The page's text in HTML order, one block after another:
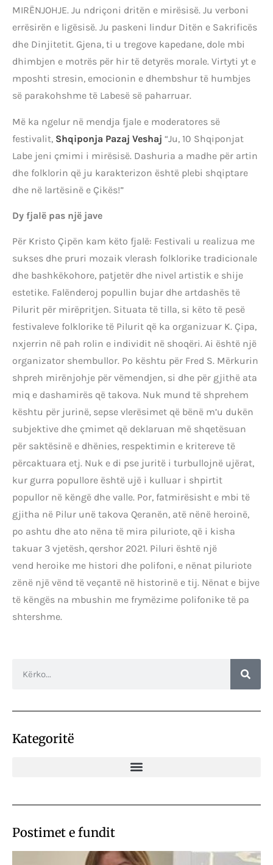
MIRËNJOHJE. Ju ndriçoni dritën e mirësisë. Ju verboni
errësirën e ligësisë. Ju paskeni lindur Ditën e Sakrificës
dhe Dinjitetit. Gjena, ti u tregove kapedane, dole mbi
dhimbjen e motrës për hir të detyrës morale. Virtyti yt e
mposhti stresin, emocionin e dhembshur të humbjes
së parakohshme të Labesë së paharruar.
Më ka ngelur në mendja fjale e moderatores së
festivalit, Shqiponja Pazaj Veshaj “Ju, 10 Shqiponjat
Labe jeni çmimi i mirësisë. Dashuria a madhe për artin
dhe folklorin që ju karakterizon është plebi shqiptare
dhe në lartësinë e Çikës!”
Dy fjalë pas një jave
Për Kristo Çipën kam këto fjalë: Festivali u realizua me
sukses dhe pruri mozaik vlerash folklorike tradicionale
dhe bashkëkohore, patjetër dhe nivel artistik e shije
estetike. Falënderoj popullin bujar dhe artdashës të
Pilurit për mirëpritjen. Situata të tilla, si këto të pesë
festivaleve folklorike të Pilurit që ka organizuar K. Çipa,
nxjerrin në pah rolin e individit në shoqëri. Ai është një
organizator shembullor. Po kështu për Fred S. Mërkurin
shpreh mirënjohje për vëmendjen, si dhe për gjithë ata
miq e dashamirës që takova. Nuk mund të shprehem
kështu për jurinë, sepse vlerësimet që bënë m’u dukën
subjektive dhe çmimet që deklaruan më shqetësuan
për saktësinë e dhënies, respektimin e kritereve të
përcaktuara etj. Nuk e di pse juritë i turbullojnë ujërat,
kur gurra popullore është ujë i kulluar i shpirtit
popullor në këngë dhe valle. Por, fatmirësisht e mbi të
gjitha në Pilur unë takova Qeranën, atë nënë heroinë,
po ashtu dhe ato nëna të mira piluriote, që i kisha
takuar 3 vjetësh, qershor 2021. Piluri është një
vend heroike me histori dhe polifoni, e nënat piluriote
zënë një vënd të veçantë në historinë e tij. Nënat e bijve
të këngës na mbushin me frymëzime polifonike të pa
shtershme.
Kategoritë
Postimet e fundit